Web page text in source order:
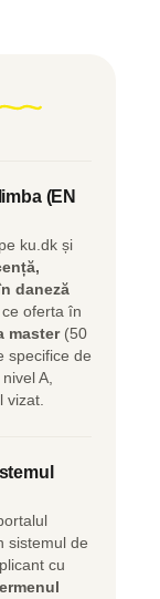
(EN
ku.dk și
daneză
oferta în
master(50
specifice de
A,
vizat.
sistemul de
cu